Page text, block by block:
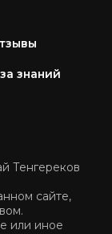
знаний
Тенгереков
сайте,
или иное